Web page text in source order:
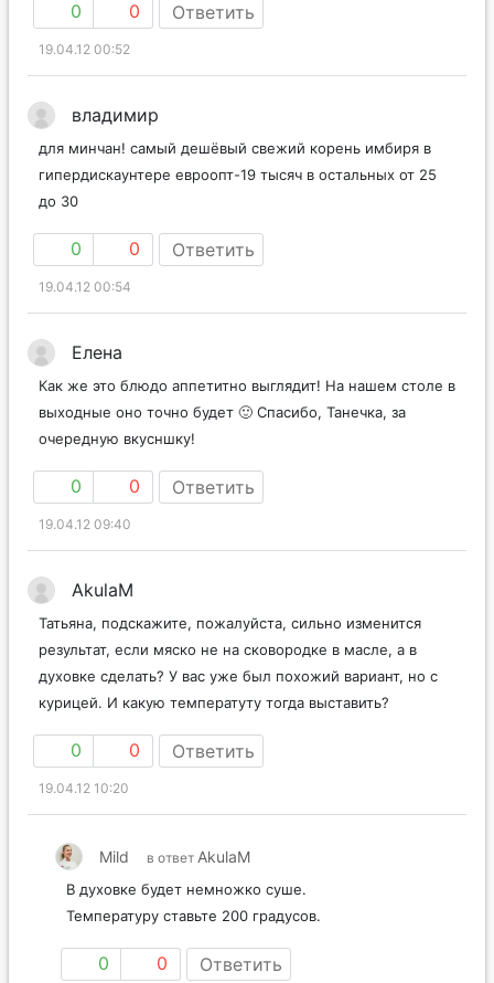
0 0 Ответить
19.04.12 00:52
владимир
для минчан! самый дешёвый свежий корень имбиря в
гипердискаунтере евроопт-19 тысяч в остальных от 25
до 30
0 0 Ответить
19.04.12 00:54
Елена
Как же это блюдо аппетитно выглядит! На нашем столе в
выходные оно точно будет 🙂 Спасибо, Танечка, за
очередную вкусншку!
0 0 Ответить
19.04.12 09:40
AkulaM
Татьяна, подскажите, пожалуйста, сильно изменится
результат, если мяско не на сковородке в масле, а в
духовке сделать? У вас уже был похожий вариант, но с
курицей. И какую температуту тогда выставить?
0 0 Ответить
19.04.12 10:20
Mild в ответ AkulaM
В духовке будет немножко суше.
Температуру ставьте 200 градусов.
0 0 Ответить